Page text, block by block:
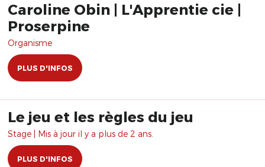
Caroline Obin | L'Apprentie cie |
Proserpine
Organisme
PLUS D'INFOS
Le jeu et les règles du jeu
Stage | Mis à jour il y a plus de 2 ans.
PLUS D'INFOS